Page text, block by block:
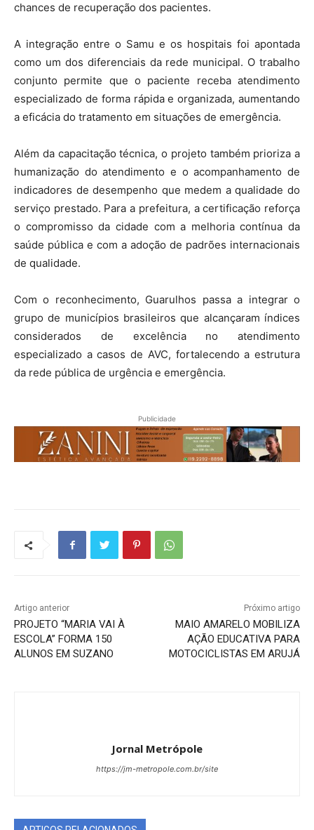
chances de recuperação dos pacientes.
A integração entre o Samu e os hospitais foi apontada
como um dos diferenciais da rede municipal. O trabalho
conjunto permite que o paciente receba atendimento
especializado de forma rápida e organizada, aumentando
a eficácia do tratamento em situações de emergência.
Além da capacitação técnica, o projeto também prioriza a
humanização do atendimento e o acompanhamento de
indicadores de desempenho que medem a qualidade do
serviço prestado. Para a prefeitura, a certificação reforça
o compromisso da cidade com a melhoria contínua da
saúde pública e com a adoção de padrões internacionais
de qualidade.
Com o reconhecimento, Guarulhos passa a integrar o
grupo de municípios brasileiros que alcançaram índices
considerados de excelência no atendimento
especializado a casos de AVC, fortalecendo a estrutura
da rede pública de urgência e emergência.
Publicidade
Artigo anterior
PROJETO “MARIA VAI À
ESCOLA” FORMA 150
ALUNOS EM SUZANO
Próximo artigo
MAIO AMARELO MOBILIZA
AÇÃO EDUCATIVA PARA
MOTOCICLISTAS EM ARUJÁ
Jornal Metrópole
https://jm-metropole.com.br/site